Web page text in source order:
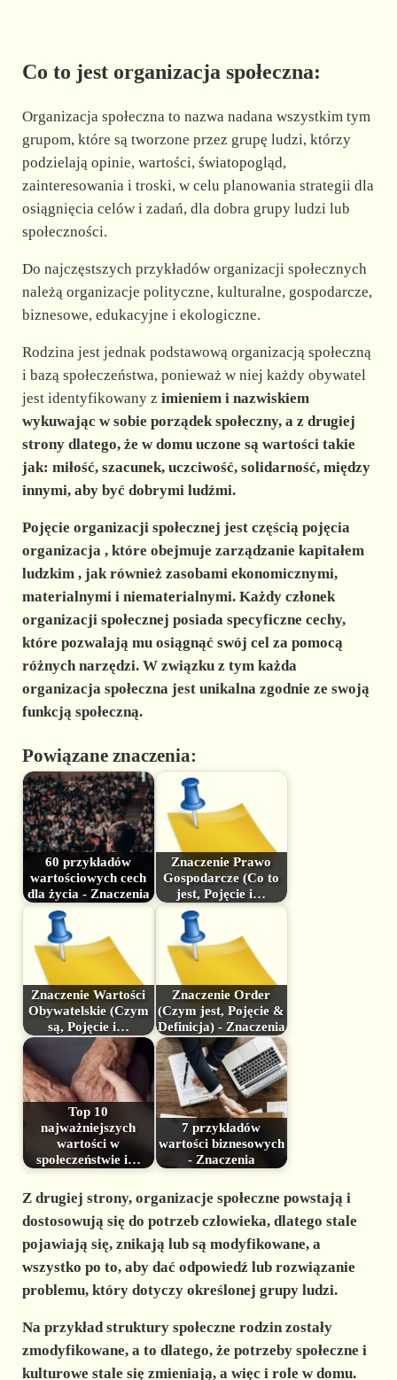
V
i
d
o
Co to jest organizacja społeczna:
Organizacja społeczna to nazwa nadana wszystkim tym
grupom, które są tworzone przez grupę ludzi, którzy
podzielają opinie, wartości, światopogląd,
zainteresowania i troski, w celu planowania strategii dla
osiągnięcia celów i zadań, dla dobra grupy ludzi lub
społeczności.
Do najczęstszych przykładów organizacji społecznych
należą organizacje polityczne, kulturalne, gospodarcze,
biznesowe, edukacyjne i ekologiczne.
Rodzina jest jednak podstawową organizacją społeczną
i bazą społeczeństwa, ponieważ w niej każdy obywatel
jest identyfikowany z imieniem i nazwiskiem
wykuwając w sobie porządek społeczny, a z drugiej
strony dlatego, że w domu uczone są wartości takie
jak: miłość, szacunek, uczciwość, solidarność, między
innymi, aby być dobrymi ludźmi.
Pojęcie organizacji społecznej jest częścią pojęcia
organizacja, które obejmuje zarządzanie kapitałem
ludzkim, jak również zasobami ekonomicznymi,
materialnymi i niematerialnymi. Każdy członek
organizacji społecznej posiada specyficzne cechy,
które pozwalają mu osiągnąć swój cel za pomocą
różnych narzędzi. W związku z tym każda
organizacja społeczna jest unikalna zgodnie ze swoją
funkcją społeczną.
Powiązane znaczenia:
60 przykładów
wartościowych cech
dla życia - Znaczenia
Znaczenie Prawo
Gospodarcze (Co to
jest, Pojęcie i…
Znaczenie Wartości
Obywatelskie (Czym
są, Pojęcie i…
Znaczenie Order
(Czym jest, Pojęcie &
Definicja) - Znaczenia
Top 10
najważniejszych
wartości w
społeczeństwie i…
7 przykładów
wartości biznesowych
- Znaczenia
Z drugiej strony, organizacje społeczne powstają i
dostosowują się do potrzeb człowieka, dlatego stale
pojawiają się, znikają lub są modyfikowane, a
wszystko po to, aby dać odpowiedź lub rozwiązanie
problemu, który dotyczy określonej grupy ludzi.
Na przykład struktury społeczne rodzin zostały
zmodyfikowane, a to dlatego, że potrzeby społeczne i
kulturowe stale się zmieniają, a więc i role w domu.